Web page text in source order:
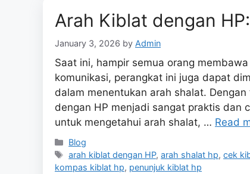
Arah Kiblat dengan
January 3, 2026 by Admin
Saat ini, hampir semua orang
komunikasi, perangkat ini juga dapat
dalam menentukan arah shalat.
dengan HP menjadi sangat praktis dan
untuk mengetahui arah shalat, … Read
Categories
Blog
Tags
arah kiblat dengan HP,arah shalat hp,cek
kompas kiblat hp, penunjuk kiblat hp